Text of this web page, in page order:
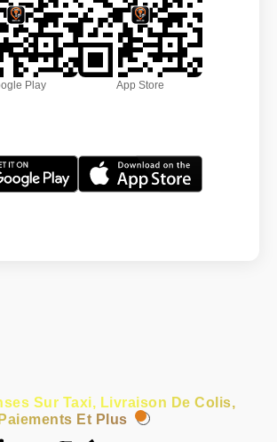
Play App Store
Sur Taxi, Livraison De Colis,
Paiements Et Plus